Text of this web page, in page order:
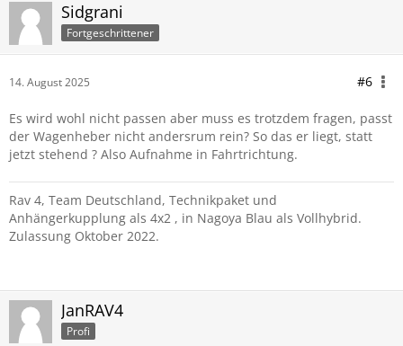
Sidgrani
Fortgeschrittener
14. August 2025 #6
Es wird wohl nicht passen aber muss es trotzdem fragen, passt
der Wagenheber nicht andersrum rein? So das er liegt, statt
jetzt stehend ? Also Aufnahme in Fahrtrichtung.
Rav 4, Team Deutschland, Technikpaket und
Anhängerkupplung als 4x2 , in Nagoya Blau als Vollhybrid.
Zulassung Oktober 2022.
JanRAV4
Profi